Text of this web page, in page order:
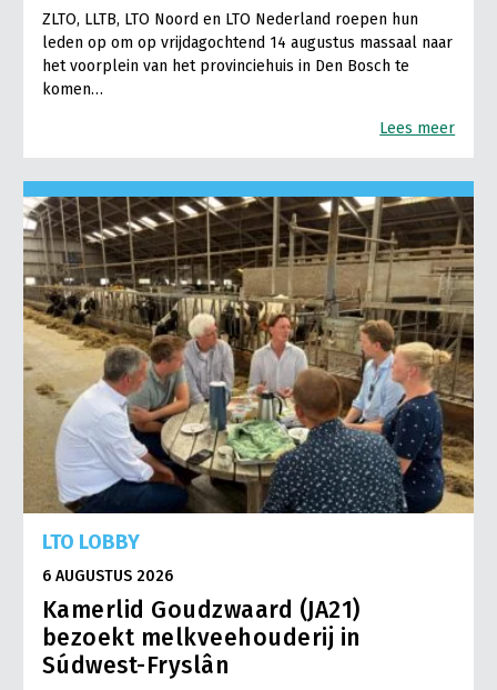
ZLTO, LLTB, LTO Noord en LTO Nederland roepen hun
leden op om op vrijdagochtend 14 augustus massaal naar
het voorplein van het provinciehuis in Den Bosch te
komen…
Lees meer
LTO LOBBY
6 AUGUSTUS 2026
Kamerlid Goudzwaard (JA21)
bezoekt melkveehouderij in
Súdwest-Fryslân